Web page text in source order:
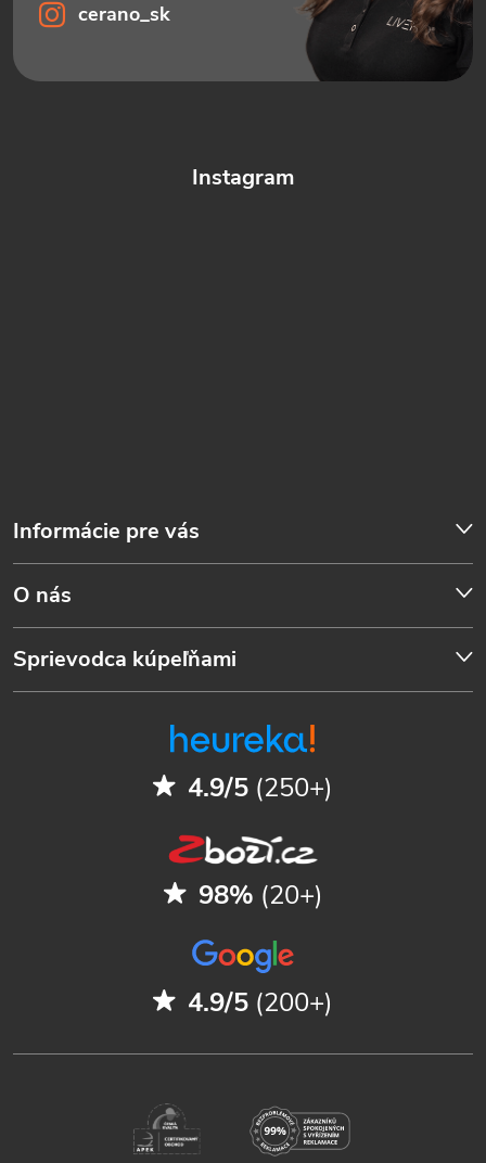
Instagram
Informácie pre vás
O nás
Sprievodca kúpeľňami
cerano_sk
4.9/5 (250+)
98% (20+)
4.9/5 (200+)